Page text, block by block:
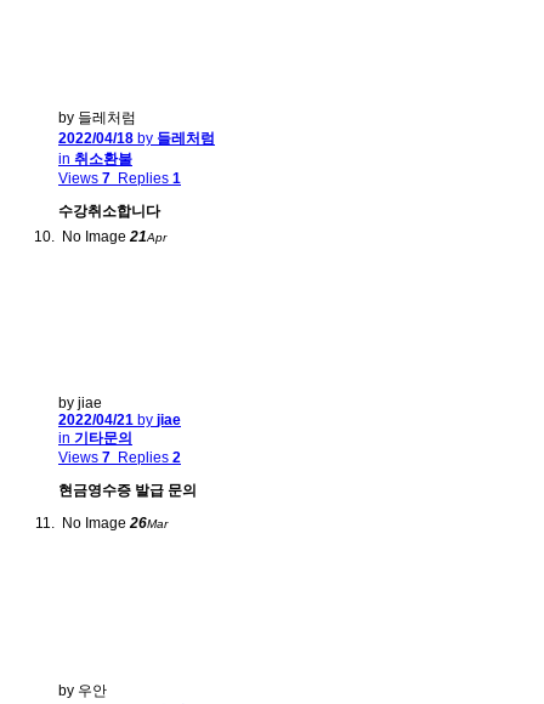
by 들레처럼
2022/04/18 by 들레처럼
in 취소환불
Views 7 Replies 1
수강취소합니다
No Image 21Apr
by jiae
2022/04/21 by jiae
in 기타문의
Views 7 Replies 2
현금영수증 발급 문의
No Image 26Mar
by 우안